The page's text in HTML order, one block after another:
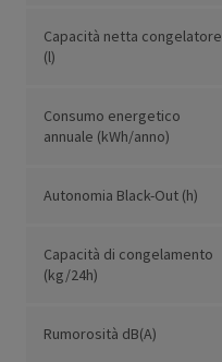
Capacità netta congelatore
(l)
Consumo energetico
annuale (kWh/anno)
Autonomia Black-Out (h)
Capacità di congelamento
(kg/24h)
Rumorosità dB(A)